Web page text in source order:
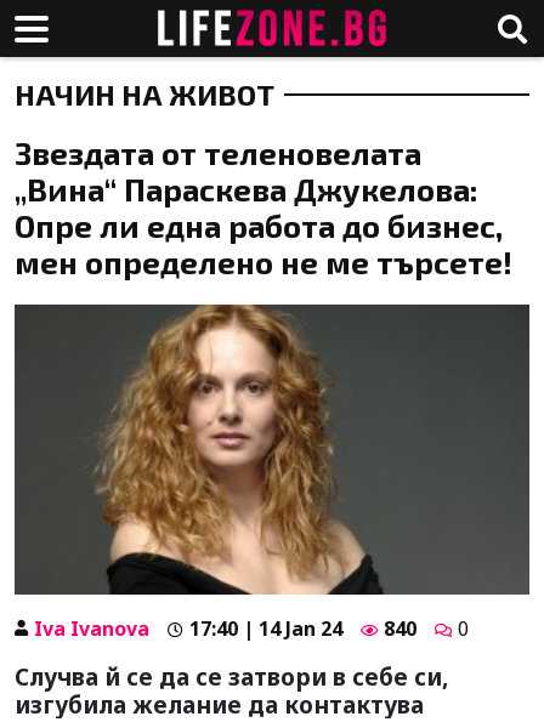
НАЧИН НА ЖИВОТ
Звездата от теленовелата
„Вина“ Параскева Джукелова:
Опре ли една работа до бизнес,
мен определено не ме търсете!
Iva Ivanova 17:40 | 14 Jan 24 840 0
Случва й се да се затвори в себе си,
изгубила желание да контактува